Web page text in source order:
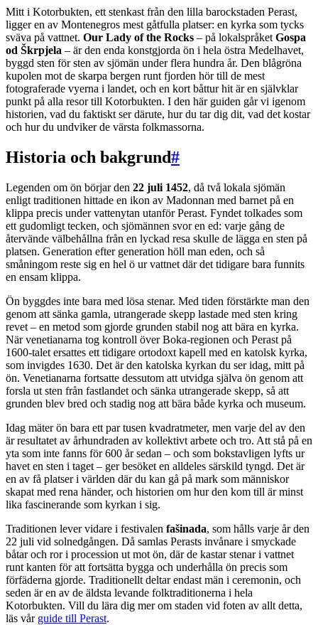
Mitt i Kotorbukten, ett stenkast från den lilla barockstaden Perast,
ligger en av Montenegros mest gåtfulla platser: en kyrka som tycks
sväva på vattnet. Our Lady of the Rocks – på lokalspråket Gospa
od Škrpjela – är den enda konstgjorda ön i hela östra Medelhavet,
byggd sten för sten av sjömän under flera hundra år. Den blågröna
kupolen mot de skarpa bergen runt fjorden hör till de mest
fotograferade vyerna i landet, och en kort båttur hit är en självklar
punkt på alla resor till Kotorbukten. I den här guiden går vi igenom
historien, vad du faktiskt ser därute, hur du tar dig dit, vad det kostar
och hur du undviker de värsta folkmassorna.
Historia och bakgrund#
Legenden om ön börjar den 22 juli 1452, då två lokala sjömän
enligt traditionen hittade en ikon av Madonnan med barnet på en
klippa precis under vattenytan utanför Perast. Fyndet tolkades som
ett gudomligt tecken, och sjömännen svor en ed: varje gång de
återvände välbehållna från en lyckad resa skulle de lägga en sten på
platsen. Generation efter generation höll man eden, och så
småningom reste sig en hel ö ur vattnet där det tidigare bara funnits
en ensam klippa.
Ön byggdes inte bara med lösa stenar. Med tiden förstärkte man den
genom att sänka gamla, utrangerade skepp lastade med sten kring
revet – en metod som gjorde grunden stabil nog att bära en kyrka.
När venetianarna tog kontroll över Boka-regionen och Perast på
1600-talet ersattes ett tidigare ortodoxt kapell med en katolsk kyrka,
som invigdes 1630. Det är den katolska kyrkan du ser idag, mitt på
ön. Venetianarna fortsatte dessutom att utvidga själva ön genom att
forsla ut sten från fastlandet och sänka utrangerade skepp, så att
grunden blev bred och stadig nog att bära både kyrka och museum.
Idag mäter ön bara ett par tusen kvadratmeter, men varje del av den
är resultatet av århundraden av kollektivt arbete och tro. Att stå på en
yta som inte fanns för 600 år sedan – och som bokstavligen lyfts ur
havet en sten i taget – ger besöket en alldeles särskild tyngd. Det är
en av få platser i världen där du kan gå på mark som människor
skapat med rena händer, och historien om hur den kom till är minst
lika fascinerande som kyrkan i sig.
Traditionen lever vidare i festivalen fašinada, som hålls varje år den
22 juli vid solnedgången. Då samlas Perasts invånare i smyckade
båtar och ror i procession ut mot ön, där de kastar stenar i vattnet
runt kanten för att fortsätta bygga och underhålla ön precis som
förfäderna gjorde. Traditionellt deltar endast män i ceremonin, och
seden är en av de äldsta levande folktraditionerna i hela
Kotorbukten. Vill du lära dig mer om staden vid foten av allt detta,
läs vår guide till Perast.